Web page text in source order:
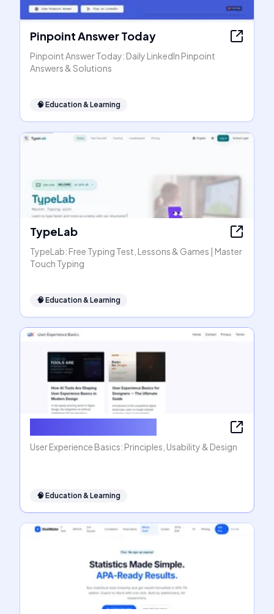
Pinpoint Answer Today
Pinpoint Answer Today: Daily LinkedIn Pinpoint
Answers & Solutions
🧠 Education & Learning
TypeLab
TypeLab: Free Typing Test, Lessons & Games | Master
Touch Typing
🧠 Education & Learning
User Experience Basics: Principles, Usability & Design
🧠 Education & Learning